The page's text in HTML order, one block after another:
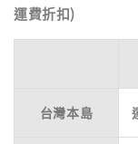
運費折扣)
台灣本島